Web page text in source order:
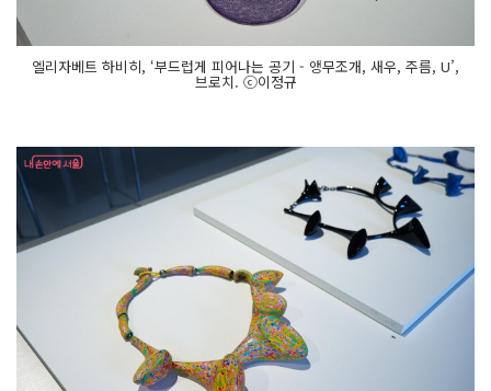
엘리자베트 하비히, ‘부드럽게 피어나는 공기 - 앵무조개, 새우, 주름, U’,
브로치. ⓒ이정규